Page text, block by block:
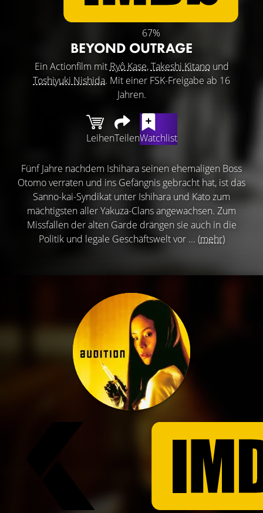
67%
BEYOND OUTRAGE
Ein Actionfilm mit Ryô Kase,Takeshi Kitanound
Toshiyuki Nishida. Mit einer FSK-Freigabe ab 16
Jahren.
LeihenTeilenWatchlist
Fünf Jahre nachdem Ishihara seinen ehemaligen Boss
Otomo verraten und ins Gefängnis gebracht hat, ist das
Sanno-kai-Syndikat unter Ishihara und Kato zum
mächtigsten aller Yakuza-Clans angewachsen. Zum
Missfallen der alten Garde drängen sie auch in die
Politik und legale Geschäftswelt vor ... (mehr)